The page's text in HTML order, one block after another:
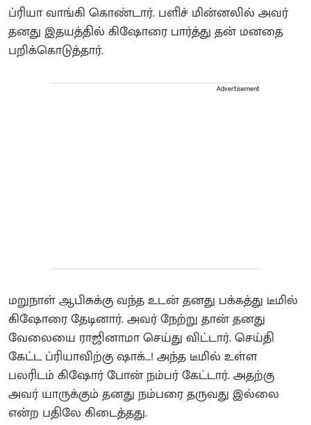
ப்ரியா வாங்கி கொண்டார். பளிச் மின்னலில் அவர்
தனது இதயத்தில் கிஷோரை பார்த்து தன் மனதை
பறிக்கொடுத்தார்.
Advertisement
மறுநாள் ஆபிசுக்கு வந்த உடன் தனது பக்கத்து டீமில்
கிஷோரை தேடினார். அவர் நேற்று தான் தனது
வேலையை ராஜினாமா செய்து விட்டார். செய்தி
கேட்ட ப்ரியாவிற்கு ஷாக்…! அந்த டீமில் உள்ள
பலரிடம் கிஷோர் போன் நம்பர் கேட்டார். அதற்கு
அவர் யாருக்கும் தனது நம்பரை தருவது இல்லை
என்ற பதிலே கிடைத்தது.